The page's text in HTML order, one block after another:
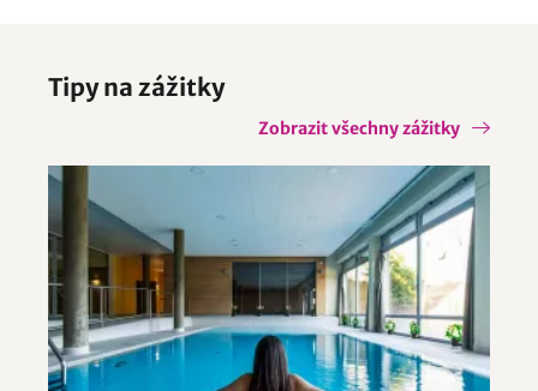
Tipy na zážitky
Zobrazit všechny zážitky